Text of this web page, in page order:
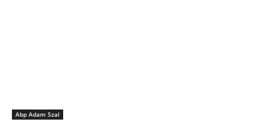
Abp Adam Szal